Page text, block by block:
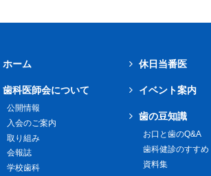
ホーム
歯科医師会について
公開情報
入会のご案内
取り組み
会報誌
学校歯科
休日当番医
イベント案内
歯の豆知識
お口と歯のQ&A
歯科健診のすすめ
資料集